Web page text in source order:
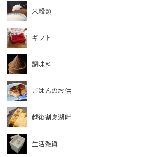
米穀類
ギフト
調味料
ごはんのお供
越後割烹湖畔
生活雑貨